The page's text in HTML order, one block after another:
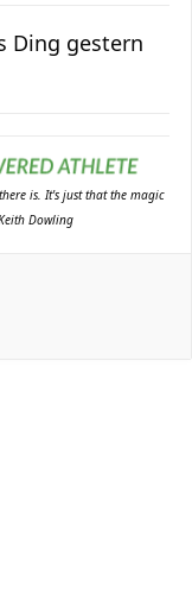
Ding gestern
is. It's just that the magic
Dowling